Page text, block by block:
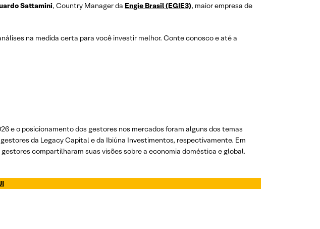
Sattamini, Country Manager da Engie Brasil (EGIE3), maior empresa de
na medida certa para você investir melhor. Conte conosco e até a
e o posicionamento dos gestores nos mercados foram alguns dos temas
da Legacy Capital e da Ibiúna Investimentos, respectivamente. Em
compartilharam suas visões sobre a economia doméstica e global.